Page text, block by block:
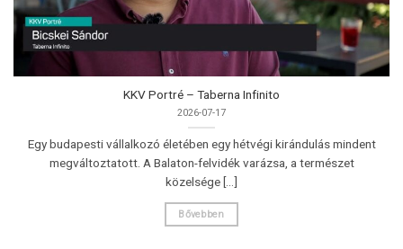
KKV Portré – Taberna Infinito
2026-07-17
Egy budapesti vállalkozó életében egy hétvégi kirándulás mindent
megváltoztatott. A Balaton-felvidék varázsa, a természet
közelsége [...]
Bővebben